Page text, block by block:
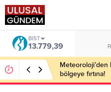
BIST
13.779,39
Meteoroloji’den
bölgeye fırtına!